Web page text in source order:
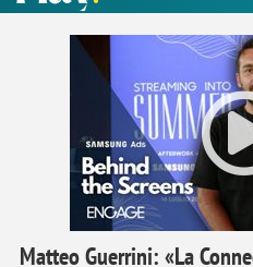
Matteo Guerrini: «La